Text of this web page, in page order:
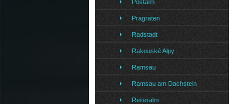
Postalm
Pragraten
Radstadt
Rakouské Alpy
Ramsau
Ramsau am Dachstein
Reiteralm